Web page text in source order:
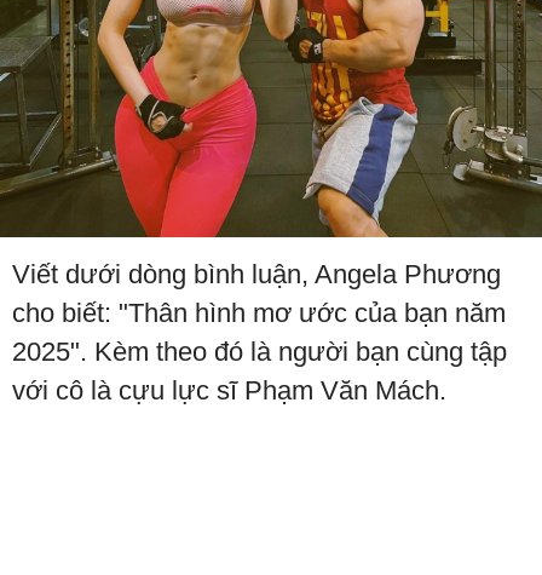
Viết dưới dòng bình luận, Angela Phương
cho biết: "Thân hình mơ ước của bạn năm
2025". Kèm theo đó là người bạn cùng tập
với cô là cựu lực sĩ Phạm Văn Mách.